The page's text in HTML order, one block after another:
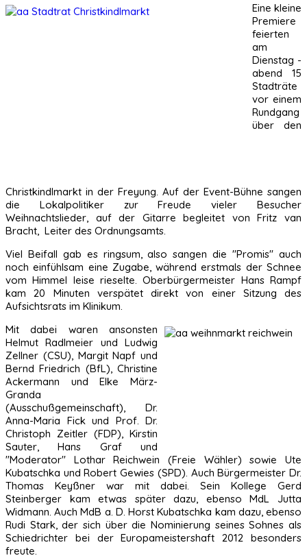
Eine kleine
Premiere
feierten
am
Dienstag -
abend 15
Stadträte
vor einem
Rundgang
über den
Christkindlmarkt in der Freyung. Auf der Event-Bühne sangen
die Lokalpolitiker zur Freude vieler Besucher
Weihnachtslieder, auf der Gitarre begleitet von Fritz van
Bracht, Leiter des Ordnungsamts.
Viel Beifall gab es ringsum, also sangen die "Promis" auch
noch einfühlsam eine Zugabe, während erstmals der Schnee
vom Himmel leise rieselte. Oberbürgermeister Hans Rampf
kam 20 Minuten verspätet direkt von einer Sitzung des
Aufsichtsrats im Klinikum.
Mit dabei waren ansonsten
Helmut Radlmeier und Ludwig
Zellner (CSU), Margit Napf und
Bernd Friedrich (BfL), Christine
Ackermann und Elke März-
Granda
(Ausschußgemeinschaft), Dr.
Anna-Maria Fick und Prof. Dr.
Christoph Zeitler (FDP), Kirstin
Sauter, Hans Graf und
"Moderator" Lothar Reichwein (Freie Wähler) sowie Ute
Kubatschka und Robert Gewies (SPD). Auch Bürgermeister Dr.
Thomas Keyßner war mit dabei. Sein Kollege Gerd
Steinberger kam etwas später dazu, ebenso MdL Jutta
Widmann. Auch MdB a. D. Horst Kubatschka kam dazu, ebenso
Rudi Stark, der sich über die Nominierung seines Sohnes als
Schiedrichter bei der Europameistershaft 2012 besonders
freute.